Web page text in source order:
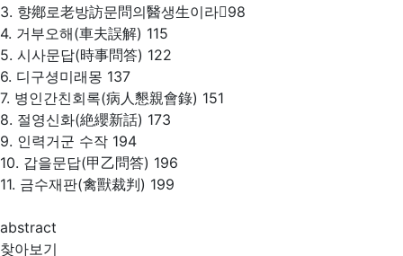
3. 향鄕로老방訪문問의醫생生이라98
4. 거부오해(車夫誤解) 115
5. 시사문답(時事問答) 122
6. 디구셩미래몽 137
7. 병인간친회록(病人懇親會錄) 151
8. 절영신화(絶纓新話) 173
9. 인력거군 수작 194
10. 갑을문답(甲乙問答) 196
11. 금수재판(禽獸裁判) 199
abstract
찾아보기